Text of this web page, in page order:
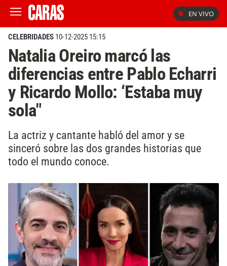
EN VIVO
CELEBRIDADES 10-12-2025 15:15
Natalia Oreiro marcó las
diferencias entre Pablo Echarri
y Ricardo Mollo: ‘Estaba muy
sola"
La actriz y cantante habló del amor y se
sinceró sobre las dos grandes historias que
todo el mundo conoce.